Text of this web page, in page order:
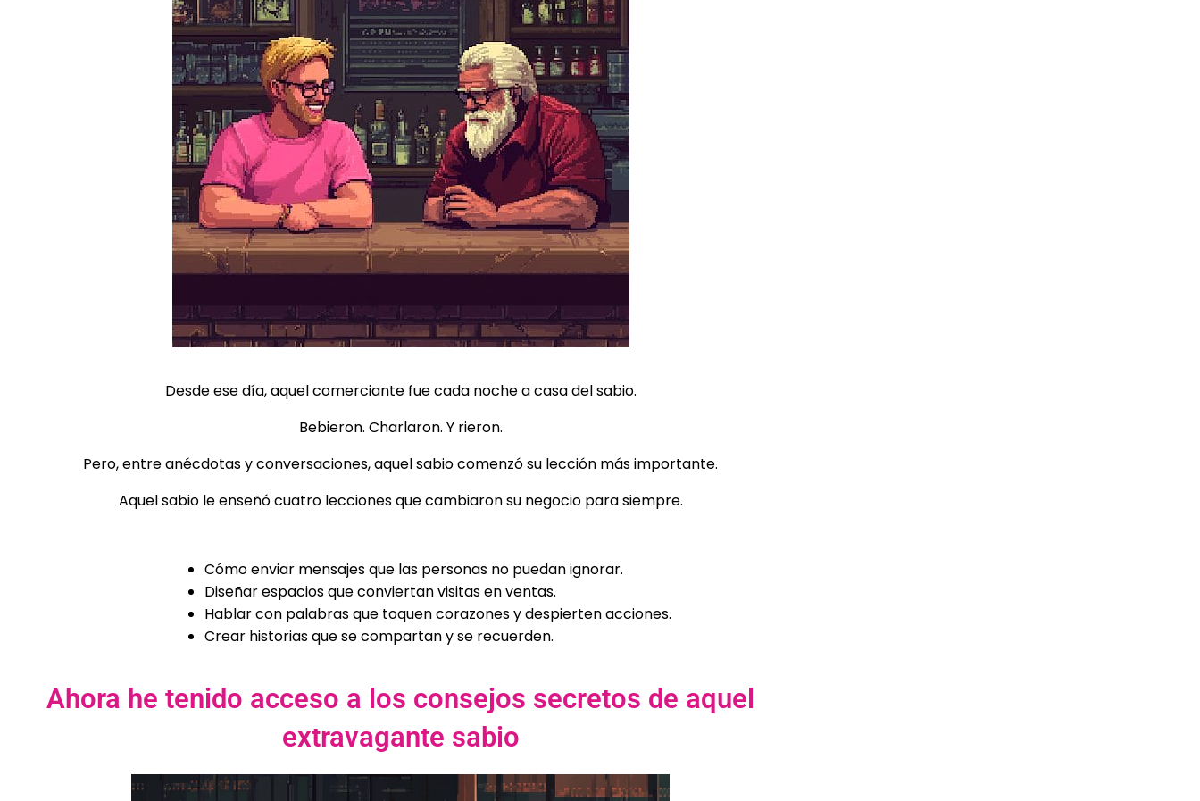
Desde ese día, aquel comerciante fue cada noche a casa del sabio.
Bebieron. Charlaron. Y rieron.
Pero, entre anécdotas y conversaciones, aquel sabio comenzó su lección más importante.
Aquel sabio le enseñó cuatro lecciones que cambiaron su negocio para siempre.
Cómo enviar mensajes que las personas no puedan ignorar.
Diseñar espacios que conviertan visitas en ventas.
Hablar con palabras que toquen corazones y despierten acciones.
Crear historias que se compartan y se recuerden.
Ahora he tenido acceso a los consejos secretos de aquel
extravagante sabio